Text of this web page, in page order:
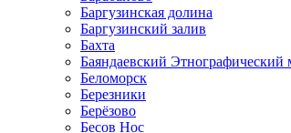
Баргузинская долина
Баргузинский залив
Бахта
Баяндаевский Этнографический
Беломорск
Березники
Берёзово
Бесов Нос